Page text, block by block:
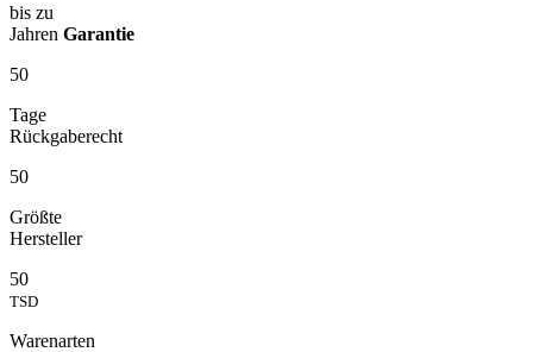
bis zu
Jahren Garantie
50
Tage
Rückgaberecht
50
Größte
Hersteller
50
TSD
Warenarten